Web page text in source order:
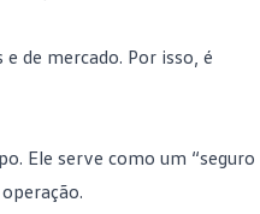
de mercado. Por isso, é
Ele serve como um “seguro